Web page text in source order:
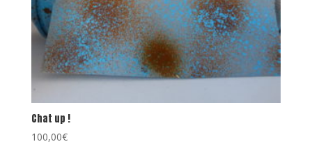
Chat up !
100,00€